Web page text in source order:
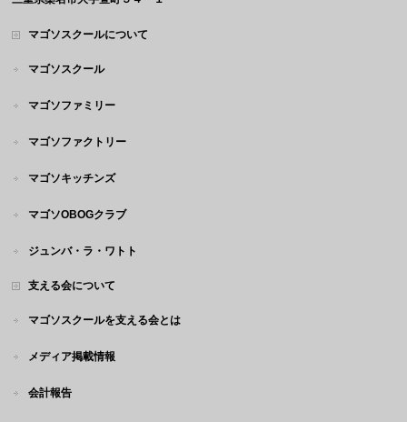
マゴソスクールについて
マゴソスクール
マゴソファミリー
マゴソファクトリー
マゴソキッチンズ
マゴソOBOGクラブ
ジュンバ・ラ・ワトト
支える会について
マゴソスクールを支える会とは
メディア掲載情報
会計報告